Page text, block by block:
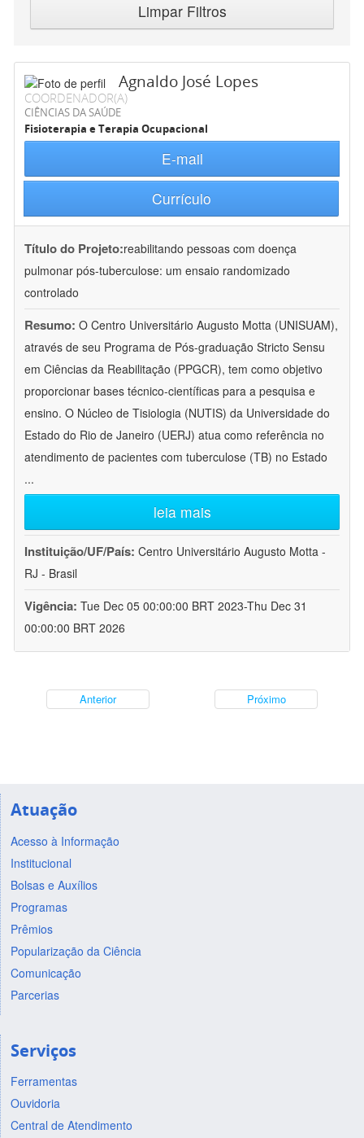
Limpar Filtros
Agnaldo José Lopes
COORDENADOR(A)
CIÊNCIAS DA SAÚDE
Fisioterapia e Terapia Ocupacional
E-mail
Currículo
Título do Projeto:reabilitando pessoas com doença
pulmonar pós-tuberculose: um ensaio randomizado
controlado
Resumo: O Centro Universitário Augusto Motta (UNISUAM),
através de seu Programa de Pós-graduação Stricto Sensu
em Ciências da Reabilitação (PPGCR), tem como objetivo
proporcionar bases técnico-científicas para a pesquisa e
ensino. O Núcleo de Tisiologia (NUTIS) da Universidade do
Estado do Rio de Janeiro (UERJ) atua como referência no
atendimento de pacientes com tuberculose (TB) no Estado
...
leia mais
Instituição/UF/País: Centro Universitário Augusto Motta -
RJ - Brasil
Vigência: Tue Dec 05 00:00:00 BRT 2023-Thu Dec 31
00:00:00 BRT 2026
Anterior Próximo
Atuação
Acesso à Informação
Institucional
Bolsas e Auxílios
Programas
Prêmios
Popularização da Ciência
Comunicação
Parcerias
Serviços
Ferramentas
Ouvidoria
Central de Atendimento